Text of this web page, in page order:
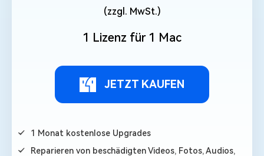
(zzgl. MwSt.)
1 Lizenz für 1 Mac
JETZT KAUFEN
1 Monat kostenlose Upgrades
Reparieren von beschädigten Videos, Fotos, Audios,